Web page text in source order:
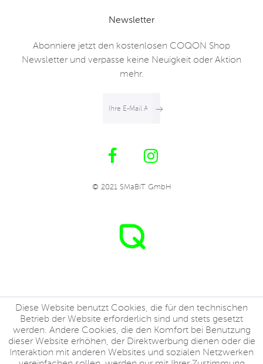
Newsletter
Abonniere jetzt den kostenlosen COQON Shop
Newsletter und verpasse keine Neuigkeit oder Aktion
mehr.
© 2021 SMaBiT GmbH
Diese Website benutzt Cookies, die für den technischen
Betrieb der Website erforderlich sind und stets gesetzt
werden. Andere Cookies, die den Komfort bei Benutzung
dieser Website erhöhen, der Direktwerbung dienen oder die
Interaktion mit anderen Websites und sozialen Netzwerken